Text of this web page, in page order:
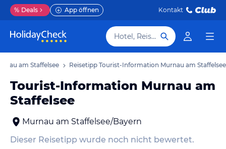
% Deals App öffnen Kontakt
Hotel, Reiseziel
am Staffelsee Reisetipp Tourist-Information Murnau am Staffelsee
Tourist-Information Murnau am
Staffelsee
Murnau am Staffelsee/Bayern
Dieser Reisetipp wurde noch nicht bewertet.